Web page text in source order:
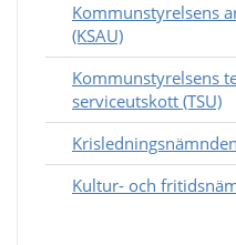
Kommunstyrelsens
(KSAU)
Kommunstyrelsens
serviceutskott (TSU)
Kultur- och